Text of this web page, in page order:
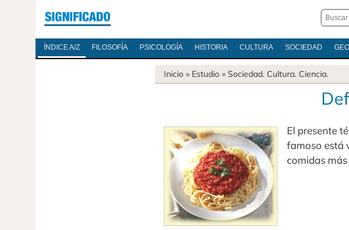
ÍNDICE A/Z FILOSOFÍA PSICOLOGÍA HISTORIA CULTURA SOCIEDAD
Inicio » Estudio » Sociedad. Cultura. Ciencia.
El presente
famoso está
comidas